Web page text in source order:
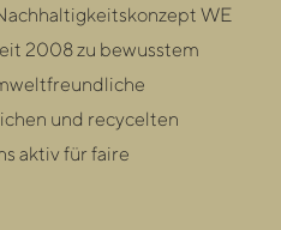
WE
2008 zu bewusstem
und recycelten
aktiv für faire